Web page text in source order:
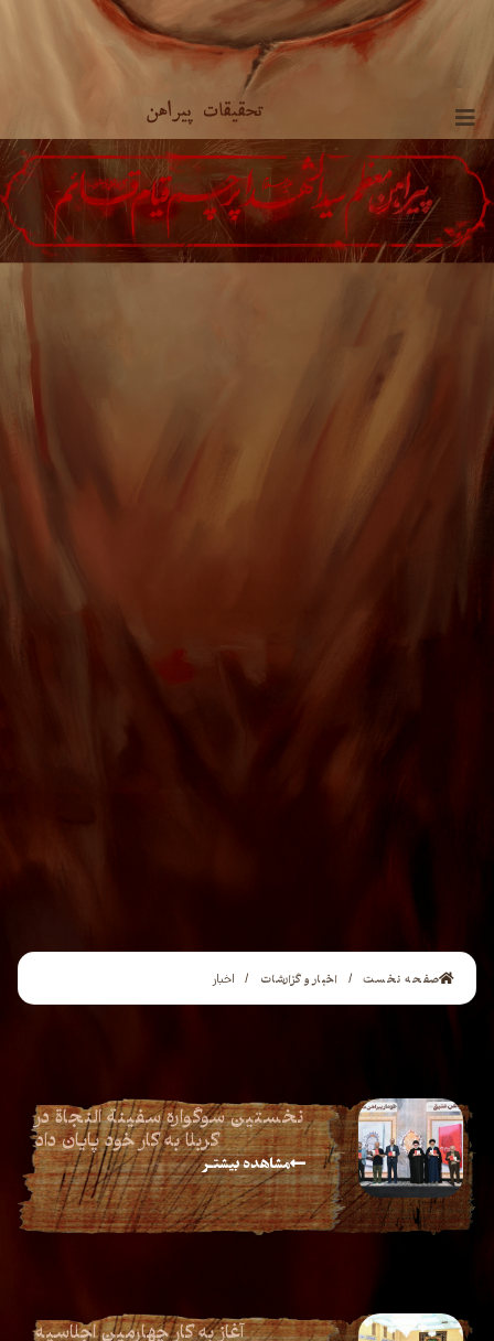
تحقیقات پیراهن
صفحه نخست / اخبار و گزارشات / اخبار
نخستین سوگواره سفینة النجاة در
کربلا به کار خود پایان داد
مشاهده بیشتـر
آغاز به کار چهارمین اجلاسیه